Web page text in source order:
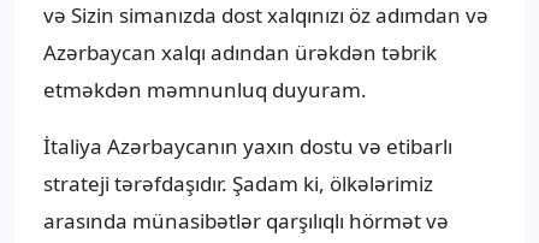
və Sizin simanızda dost xalqınızı öz adımdan və
Azərbaycan xalqı adından ürəkdən təbrik
etməkdən məmnunluq duyuram.
İtaliya Azərbaycanın yaxın dostu və etibarlı
strateji tərəfdaşıdır. Şadam ki, ölkələrimiz
arasında münasibətlər qarşılıqlı hörmət və